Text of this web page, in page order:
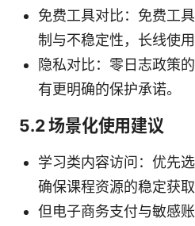
免费工具对比：免费工
制与不稳定性，长线使用
隐私对比：零日志政策
有更明确的保护承诺。
5.2 场景化使用建议
学习类内容访问：优先
确保课程资源的稳定获取
但电子商务支付与敏感